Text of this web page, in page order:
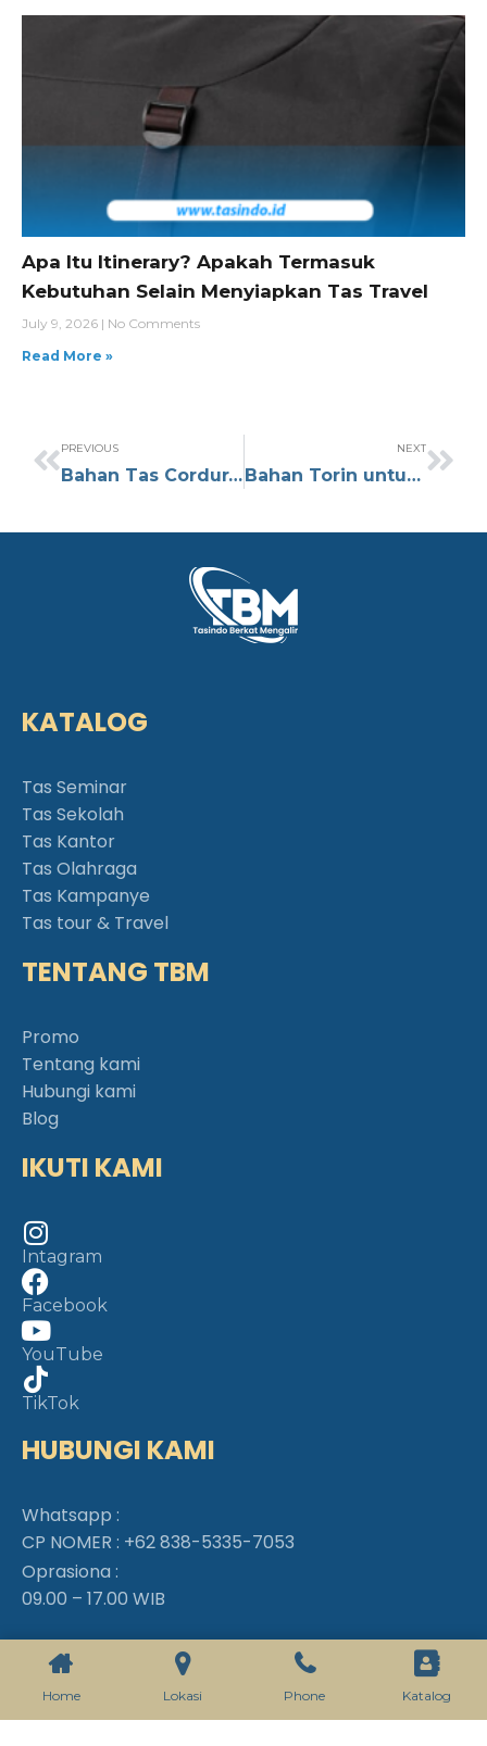
Apa Itu Itinerary? Apakah Termasuk
Kebutuhan Selain Menyiapkan Tas Travel
July 9, 2026
No Comments
Read More »
PREVIOUS
Bahan Tas Cordura Adalah? Simak Kelebihan dan Ketahanannya
NEXT
Bahan Torin untuk Tas: Keunggulan, Karakteristik, dan Fungsinya
KATALOG
Tas Seminar
Tas Sekolah
Tas Kantor
Tas Olahraga
Tas Kampanye
Tas tour & Travel
TENTANG TBM
Promo
Tentang kami
Hubungi kami
Blog
IKUTI KAMI
Intagram
Facebook
YouTube
TikTok
HUBUNGI KAMI
Whatsapp :
CP NOMER : +62 838-5335-7053
Oprasiona :
09.00 – 17.00 WIB
Home Lokasi Phone Katalog